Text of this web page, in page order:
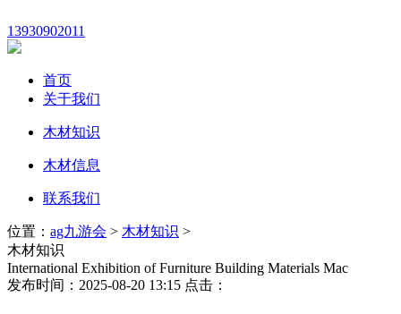
13930902011
首页
关于我们
木材知识
木材信息
联系我们
位置： ag九游会 > 木材知识 >
木材知识
International Exhibition of Furniture Building Materials Mac
发布时间：2025-08-20 13:15 点击：